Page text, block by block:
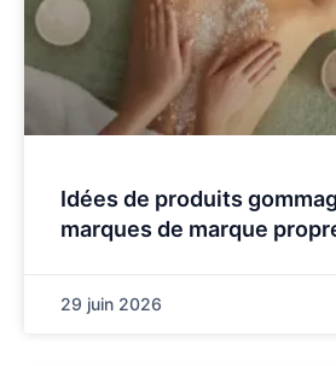
Idées de produits
marques de marque
29 juin 2026